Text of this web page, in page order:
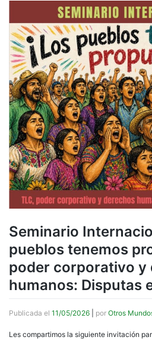
Seminario
pueblos tenemos
poder corporativo y
humanos: Disputas
Publicada el 11/05/2026 por Otros
Les compartimos la siguiente invitación